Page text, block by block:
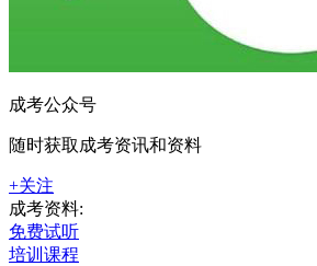
成考公众号
随时获取成考资讯和资料
+关注
成考资料:
免费试听
培训课程